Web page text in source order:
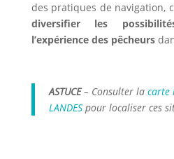
des pratiques de navigation,
diversifier les
l’expérience des pêcheurs
ASTUCE– Consulter la carte
LANDESpour localiser ces